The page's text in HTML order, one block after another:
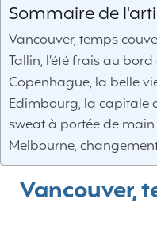
Sommaire de
Vancouver, temps
Tallin, l’été frais au
Copenhague, la belle
Edimbourg, la capitale
sweat à portée de main
Melbourne,
Vancouver,